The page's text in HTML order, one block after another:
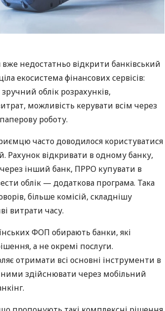
недостатньо відкрити банківський
екосистема фінансових сервісів:
облік розрахунків,
можливість керувати всім через
роботу.
часто доводилося користуватися
Рахунок відкривати в одному банку,
інший банк, ПРРО купувати в
облік — додаткова програма. Така
більше комісій, складнішу
витрати часу.
ФОП обирають банки, які
а не окремі послуги.
отримати всі основні інструменти в
здійснювати через мобільний